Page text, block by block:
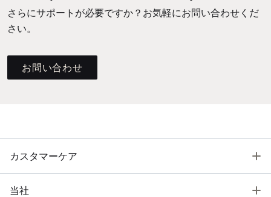
さらにサポートが必要ですか？お気軽にお問い合わせくだ
さい。
お問い合わせ
カスタマーケア
当社